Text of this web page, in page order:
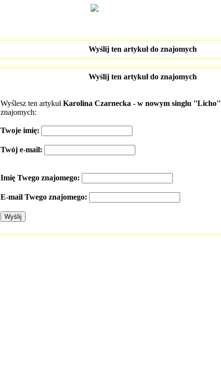
Wyślij ten artykuł do znajomych
Wyślij ten artykuł do znajomych
Wyślesz ten artykułKarolina Czarnecka - w nowym singlu ''Licho''
znajomych:
Twoje imię:
Twój e-mail:
Imię Twego znajomego:
E-mail Twego znajomego: